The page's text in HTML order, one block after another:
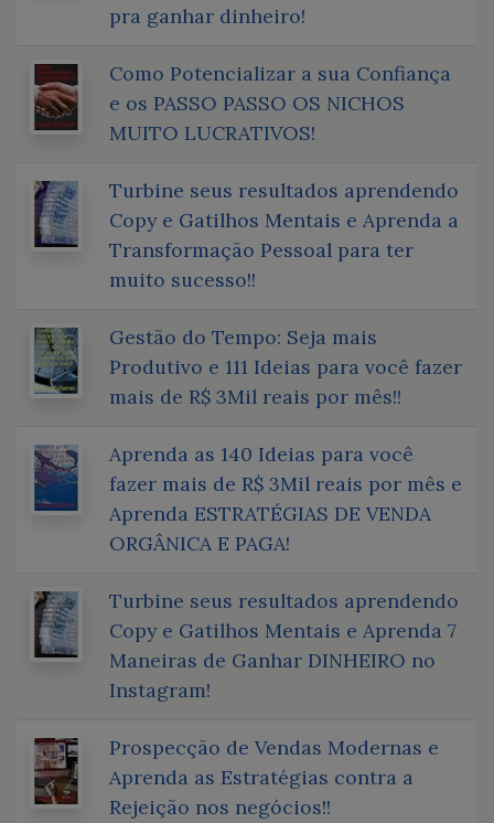
pra ganhar dinheiro!
Como Potencializar a sua Confiança
e os PASSO PASSO OS NICHOS
MUITO LUCRATIVOS!
Turbine seus resultados aprendendo
Copy e Gatilhos Mentais e Aprenda a
Transformação Pessoal para ter
muito sucesso!!
Gestão do Tempo: Seja mais
Produtivo e 111 Ideias para você fazer
mais de R$ 3Mil reais por mês!!
Aprenda as 140 Ideias para você
fazer mais de R$ 3Mil reais por mês e
Aprenda ESTRATÉGIAS DE VENDA
ORGÂNICA E PAGA!
Turbine seus resultados aprendendo
Copy e Gatilhos Mentais e Aprenda 7
Maneiras de Ganhar DINHEIRO no
Instagram!
Prospecção de Vendas Modernas e
Aprenda as Estratégias contra a
Rejeição nos negócios!!